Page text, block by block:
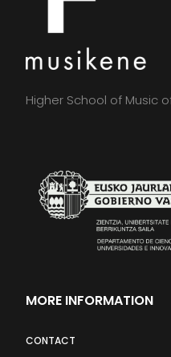
Higher School of Music
MORE INFORMATION
CONTACT